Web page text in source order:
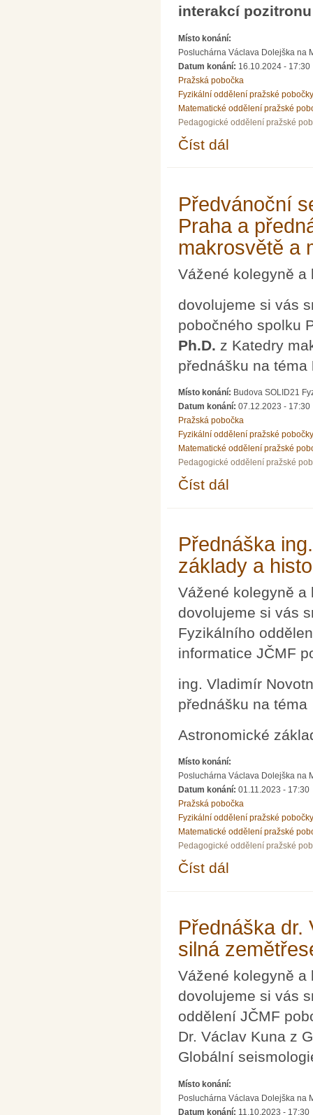
interakcí
Místo konání:
Posluchárna Václava Dolejška na
Datum konání: 16.10.2024 - 17:30
Pražská pobočka
Fyzikální oddělení pražské pobočky
Matematické oddělení pražské
Pedagogické oddělení pražské
Číst dál
Předvánoční
Praha a
makrosvětě a
Vážené kolegyně a
dovolujeme si vás
pobočného spolku
Ph.D. z Katedry
přednášku na téma
Místo konání: Budova SOLID21
Datum konání: 07.12.2023 - 17:30
Pražská pobočka
Fyzikální oddělení pražské pobočky
Matematické oddělení pražské
Pedagogické oddělení pražské
Číst dál
Přednáška
základy a
Vážené kolegyně a
dovolujeme si vás
Fyzikálního
informatice JČMF
ing. Vladimír
přednášku na téma
Astronomické
Místo konání:
Posluchárna Václava Dolejška na
Datum konání: 01.11.2023 - 17:30
Pražská pobočka
Fyzikální oddělení pražské pobočky
Matematické oddělení pražské
Pedagogické oddělení pražské
Číst dál
Přednáška dr.
silná
Vážené kolegyně a
dovolujeme si vás
oddělení JČMF
Dr. Václav Kuna z
Globální
Místo konání:
Posluchárna Václava Dolejška na
Datum konání: 11.10.2023 - 17:30